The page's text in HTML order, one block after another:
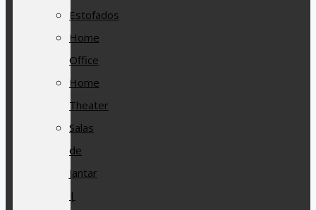
Estofados
Home
Office
Home
Theater
Salas
de
Jantar
|